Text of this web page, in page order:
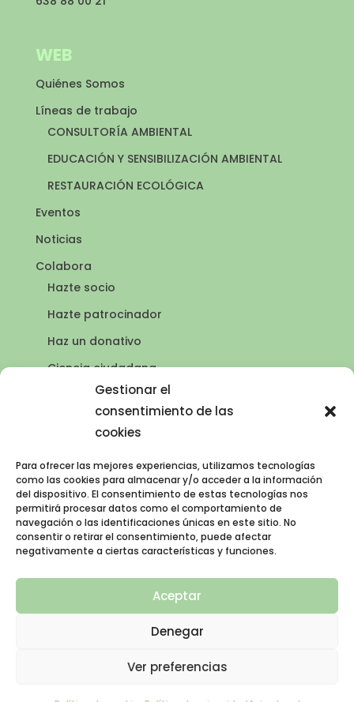
Gestionar el
consentimiento de las
cookies
Para ofrecer las mejores experiencias, utilizamos tecnologías
como las cookies para almacenar y/o acceder a la información
del dispositivo. El consentimiento de estas tecnologías nos
permitirá procesar datos como el comportamiento de
navegación o las identificaciones únicas en este sitio. No
consentir o retirar el consentimiento, puede afectar
negativamente a ciertas características y funciones.
Aceptar
Denegar
Ver preferencias
WEB
Quiénes Somos
Líneas de trabajo
CONSULTORÍA AMBIENTAL
EDUCACIÓN Y SENSIBILIZACIÓN AMBIENTAL
RESTAURACIÓN ECOLÓGICA
Eventos
Noticias
Colabora
Hazte socio
Hazte patrocinador
Haz un donativo
Ciencia ciudadana
Puntos de agua
AVISO LEGAL
Política de privacidad
Política de cookies (UE)